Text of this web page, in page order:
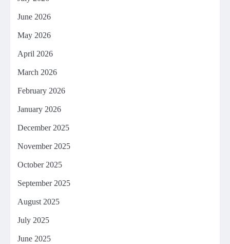
June 2026
May 2026
April 2026
March 2026
February 2026
January 2026
December 2025
November 2025
October 2025
September 2025
August 2025
July 2025
June 2025